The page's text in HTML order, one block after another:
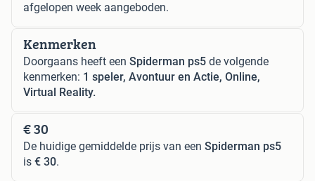
afgelopen week aangeboden.
Kenmerken
Doorgaans heeft een Spiderman ps5 de volgende
kenmerken: 1 speler, Avontuur en Actie, Online,
Virtual Reality.
€ 30
De huidige gemiddelde prijs van een Spiderman ps5
is € 30.